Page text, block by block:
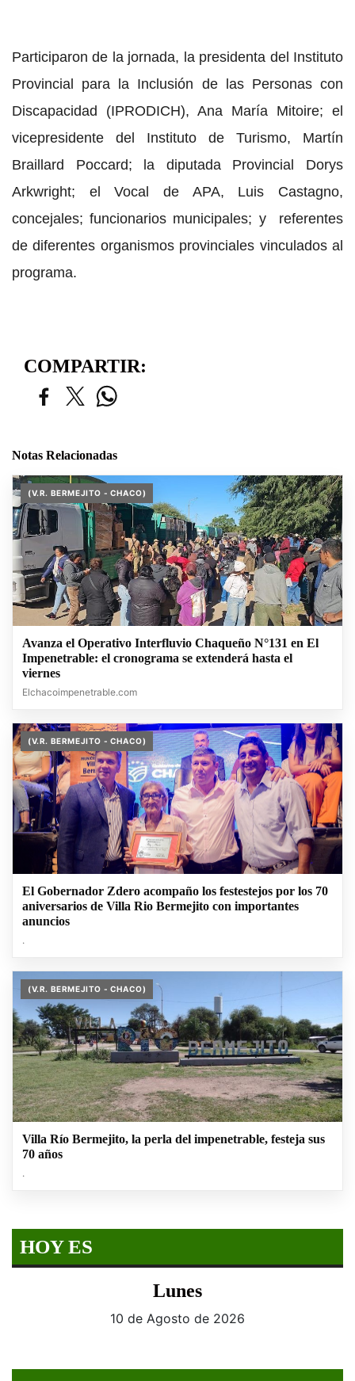
Participaron de la jornada, la presidenta del Instituto
Provincial para la Inclusión de las Personas con
Discapacidad (IPRODICH), Ana María Mitoire; el
vicepresidente del Instituto de Turismo, Martín
Braillard Poccard; la diputada Provincial Dorys
Arkwright; el Vocal de APA, Luis Castagno,
concejales; funcionarios municipales; y referentes
de diferentes organismos provinciales vinculados al
programa.
COMPARTIR:
Notas Relacionadas
(V.R. BERMEJITO - CHACO)
Avanza el Operativo Interfluvio Chaqueño N°131 en El
Impenetrable: el cronograma se extenderá hasta el
viernes
Elchacoimpenetrable.com
(V.R. BERMEJITO - CHACO)
El Gobernador Zdero acompaño los festestejos por los 70
aniversarios de Villa Rio Bermejito con importantes
anuncios
.
(V.R. BERMEJITO - CHACO)
Villa Río Bermejito, la perla del impenetrable, festeja sus
70 años
.
HOY ES
Lunes
10 de Agosto de 2026